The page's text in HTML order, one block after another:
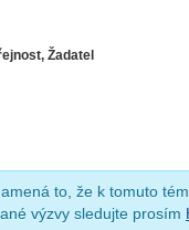
Žadatel
to, že k tomuto
výzvy sledujte prosím